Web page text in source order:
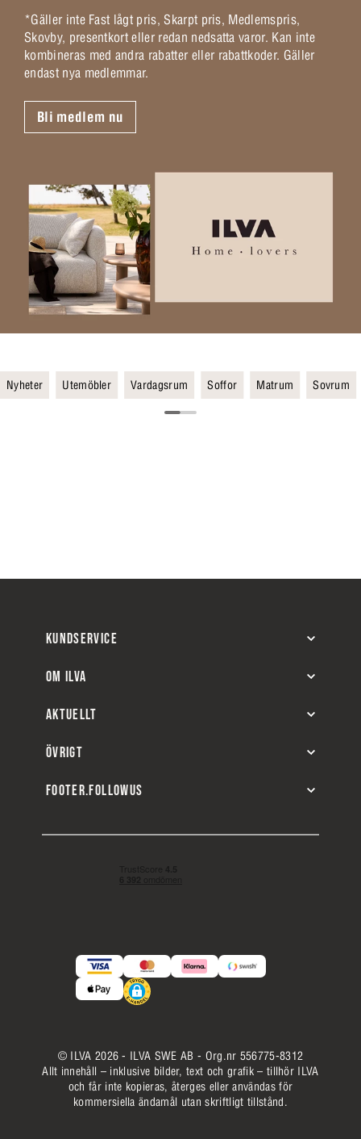
*Gäller inte Fast lågt pris, Skarpt pris, Medlemspris,
Skovby, presentkort eller redan nedsatta varor. Kan inte
kombineras med andra rabatter eller rabattkoder. Gäller
endast nya medlemmar.
Bli medlem nu
Nyheter Utemöbler Vardagsrum Soffor Matrum Sovrum
KUNDSERVICE
OM ILVA
AKTUELLT
ÖVRIGT
FOOTER.FOLLOWUS
© ILVA 2026 - ILVA SWE AB - Org.nr 556775-8312
Allt innehåll – inklusive bilder, text och grafik – tillhör ILVA
och får inte kopieras, återges eller användas för
kommersiella ändamål utan skriftligt tillstånd.